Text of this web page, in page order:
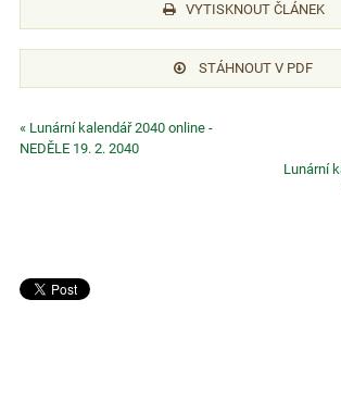
VYTISKNOUT ČLÁNEK
STÁHNOUT V PDF
« Lunární kalendář 2040 online -
NEDĚLE 19. 2. 2040
Lunární